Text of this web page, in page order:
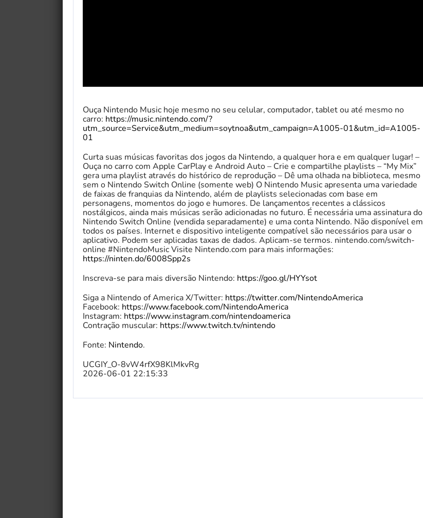
Ouça Nintendo Music hoje mesmo no seu celular, computador, tablet ou até mesmo no
carro: https://music.nintendo.com/?
utm_source=Service&utm_medium=soytnoa&utm_campaign=A1005-01&utm_id=A1005-
01
Curta suas músicas favoritas dos jogos da Nintendo, a qualquer hora e em qualquer lugar! –
Ouça no carro com Apple CarPlay e Android Auto – Crie e compartilhe playlists – “My Mix”
gera uma playlist através do histórico de reprodução – Dê uma olhada na biblioteca, mesmo
sem o Nintendo Switch Online (somente web) O Nintendo Music apresenta uma variedade
de faixas de franquias da Nintendo, além de playlists selecionadas com base em
personagens, momentos do jogo e humores. De lançamentos recentes a clássicos
nostálgicos, ainda mais músicas serão adicionadas no futuro. É necessária uma assinatura do
Nintendo Switch Online (vendida separadamente) e uma conta Nintendo. Não disponível em
todos os países. Internet e dispositivo inteligente compatível são necessários para usar o
aplicativo. Podem ser aplicadas taxas de dados. Aplicam-se termos. nintendo.com/switch-
online #NintendoMusic Visite Nintendo.com para mais informações:
https://ninten.do/6008Spp2s
Inscreva-se para mais diversão Nintendo: https://goo.gl/HYYsot
Siga a Nintendo of America X/Twitter: https://twitter.com/NintendoAmerica
Facebook: https://www.facebook.com/NintendoAmerica
Instagram: https://www.instagram.com/nintendoamerica
Contração muscular: https://www.twitch.tv/nintendo
Fonte: Nintendo.
UCGIY_O-8vW4rfX98KlMkvRg
2026-06-01 22:15:33